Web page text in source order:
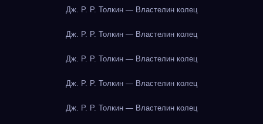
Дж. Р. Р. Толкин — Властелин колец
Дж. Р. Р. Толкин — Властелин колец
Дж. Р. Р. Толкин — Властелин колец
Дж. Р. Р. Толкин — Властелин колец
Дж. Р. Р. Толкин — Властелин колец